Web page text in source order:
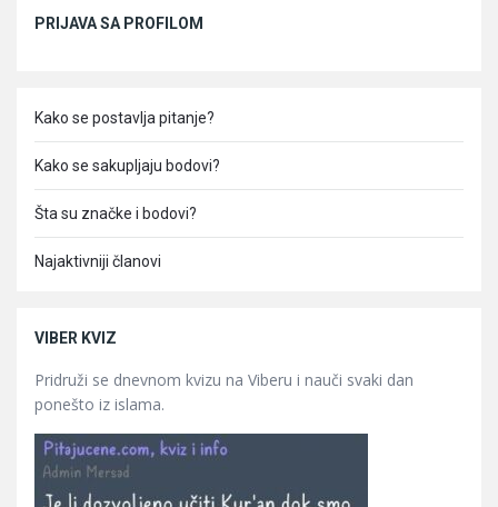
PRIJAVA SA PROFILOM
Kako se postavlja pitanje?
Kako se sakupljaju bodovi?
Šta su značke i bodovi?
Najaktivniji članovi
VIBER KVIZ
Pridruži se dnevnom kvizu na Viberu i nauči svaki dan
ponešto iz islama.